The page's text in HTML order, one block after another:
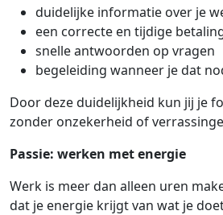
duidelijke informatie over je
een correcte en tijdige
snelle antwoorden op vragen
begeleiding wanneer je dat
Door deze duidelijkheid kun jij je
zonder onzekerheid of
Passie: werken met energie
Werk is meer dan alleen uren
dat je energie krijgt van wat je